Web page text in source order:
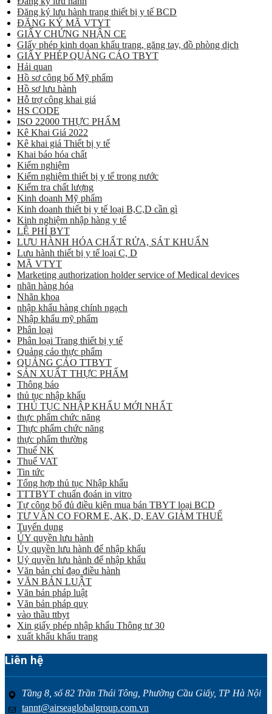
Đăng ký lưu hành trang thiết bị y tế BCD
ĐĂNG KÝ MÃ VTYT
GIẤY CHỨNG NHẬN CE
GIấy phép kinh doan khẩu trang, găng tay, đồ phòng dịch
GIẤY PHÉP QUẢNG CÁO TBYT
Hải quan
Hồ sơ công bố Mỹ phẩm
Hồ sơ lưu hành
Hỗ trợ công khai giá
HS CODE
ISO 22000 THỰC PHẨM
Kê Khai Giá 2022
Kê khai giá Thiết bị y tế
Khai báo hóa chất
Kiểm nghiệm
Kiểm nghiệm thiết bị y tế trong nước
Kiểm tra chất lượng
Kinh doanh Mỹ phẩm
Kinh doanh thiết bị y tế loại B,C,D cần gì
Kinh nghiệm nhập hàng y tế
LỆ PHÍ BYT
LƯU HÀNH HÓA CHẤT RỬA, SÁT KHUẨN
Lưu hành thiết bị y tế loại C, D
MÃ VTYT
Marketing authorization holder service of Medical devices
nhãn hàng hóa
Nhãn khoa
nhập khẩu hàng chính ngạch
Nhập khẩu mỹ phẩm
Phân loại
Phân loại Trang thiết bị y tế
Quảng cáo thực phẩm
QUẢNG CÁO TTBYT
SẢN XUẤT THỰC PHẨM
Thông báo
thủ tục nhập khẩu
THỦ TỤC NHẬP KHẨU MỚI NHẤT
thực phẩm chức năng
Thực phẩm chức năng
thực phẩm thường
Thuế NK
Thuế VAT
Tin tức
Tổng hợp thủ tục Nhập khẩu
TTTBYT chuẩn đoán in vitro
Tự công bố đủ điều kiện mua bán TBYT loại BCD
TƯ VẤN CO FORM E, AK, D, EAV GIẢM THUẾ
Tuyển dụng
ỦY quyền lưu hành
Ủy quyền lưu hành để nhập khẩu
Uỷ quyền lưu hành để nhập khẩu
Văn bản chỉ đạo điều hành
VĂN BẢN LUẬT
Văn bản pháp luật
Văn bản pháp quy
vào thầu ttbyt
Xin giấy phép nhập khẩu Thông tư 30
xuất khẩu khẩu trang
Liên hệ
Tầng 8, số 82 Trần Thái Tông, Phường Cầu Giấy, TP Hà Nội
tannt@airseaglobalgroup.com.vn